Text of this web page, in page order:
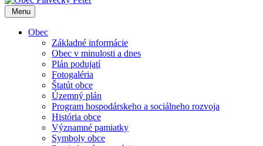
Menu
Obec
Základné informácie
Obec v minulosti a dnes
Plán podujatí
Fotogaléria
Štatút obce
Územný plán
Program hospodárskeho a sociálneho rozvoja
História obce
Významné pamiatky
Symboly obce